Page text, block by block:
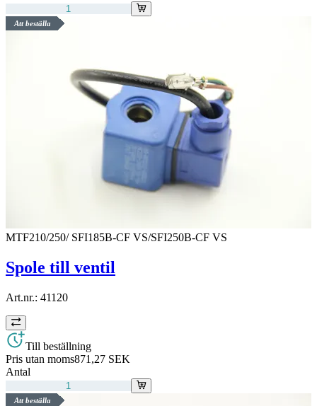
Att beställa
MTF210/250/ SFI185B-CF VS/SFI250B-CF VS
Spole till ventil
Art.nr.: 41120
Till beställning
Pris utan moms871,27 SEK
Antal
Att beställa